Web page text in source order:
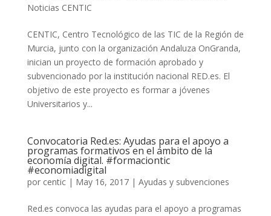
Noticias CENTIC
CENTIC, Centro Tecnológico de las TIC de la Región de
Murcia, junto con la organización Andaluza OnGranda,
inician un proyecto de formación aprobado y
subvencionado por la institución nacional RED.es. El
objetivo de este proyecto es formar a jóvenes
Universitarios y...
Convocatoria Red.es: Ayudas para el apoyo a
programas formativos en el ámbito de la
economía digital. #formaciontic
#economiadigital
por centic| May 16, 2017| Ayudas y subvenciones
Red.es convoca las ayudas para el apoyo a programas